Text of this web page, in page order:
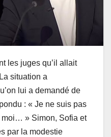
les juges qu’il allait
situation a
lui a demandé de
: « Je ne suis pas
moi… » Simon, Sofia et
par la modestie